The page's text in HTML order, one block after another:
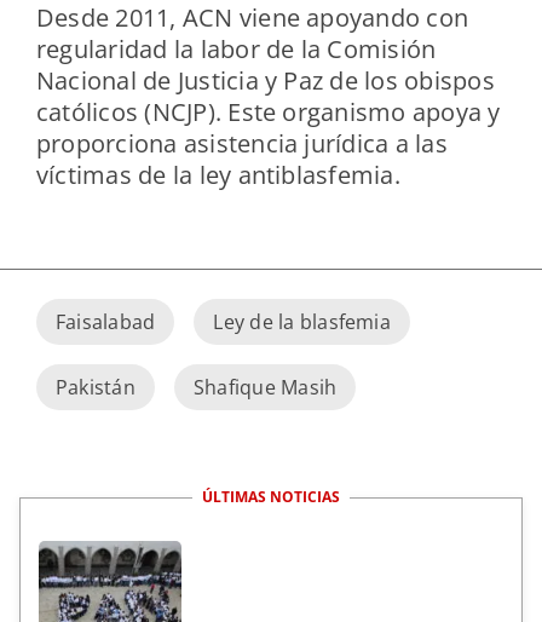
Desde 2011, ACN viene apoyando con
regularidad la labor de la Comisión
Nacional de Justicia y Paz de los obispos
católicos (NCJP). Este organismo apoya y
proporciona asistencia jurídica a las
víctimas de la ley antiblasfemia.
Faisalabad Ley de la blasfemia
Pakistán Shafique Masih
ÚLTIMAS NOTICIAS